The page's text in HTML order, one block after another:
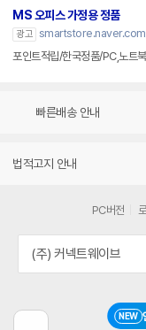
NEW
MS 오피스 가정용 정품
광고
포인트적립/한국정품/PC,노트
빠른배송 안내
법적고지 안내
PC버전
(주) 커넥트웨이브